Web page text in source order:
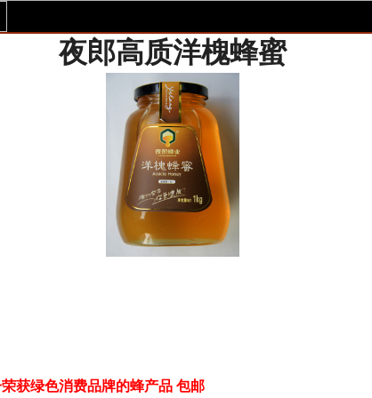
夜郎高质洋槐蜂蜜
获绿色消费品牌的蜂产品 包邮